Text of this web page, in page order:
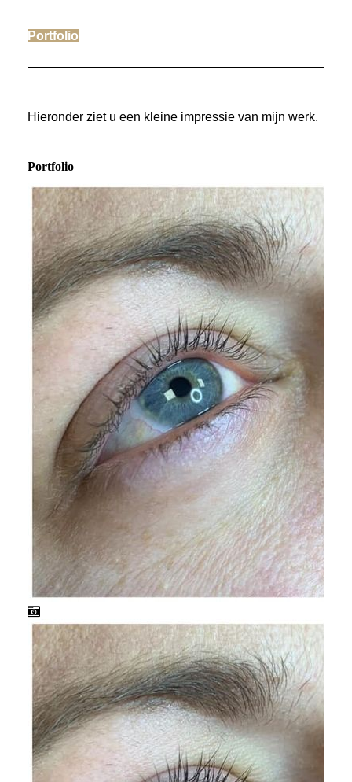
Portfolio
Hieronder ziet u een kleine impressie van mijn werk.
Portfolio